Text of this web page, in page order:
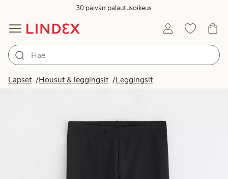
30 päivän palautusoikeus
Lapset Housut & leggingsit Leggingsit